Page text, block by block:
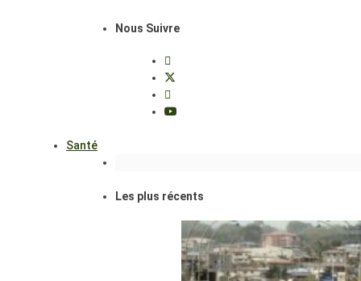
Nous Suivre
Santé
Les plus récents